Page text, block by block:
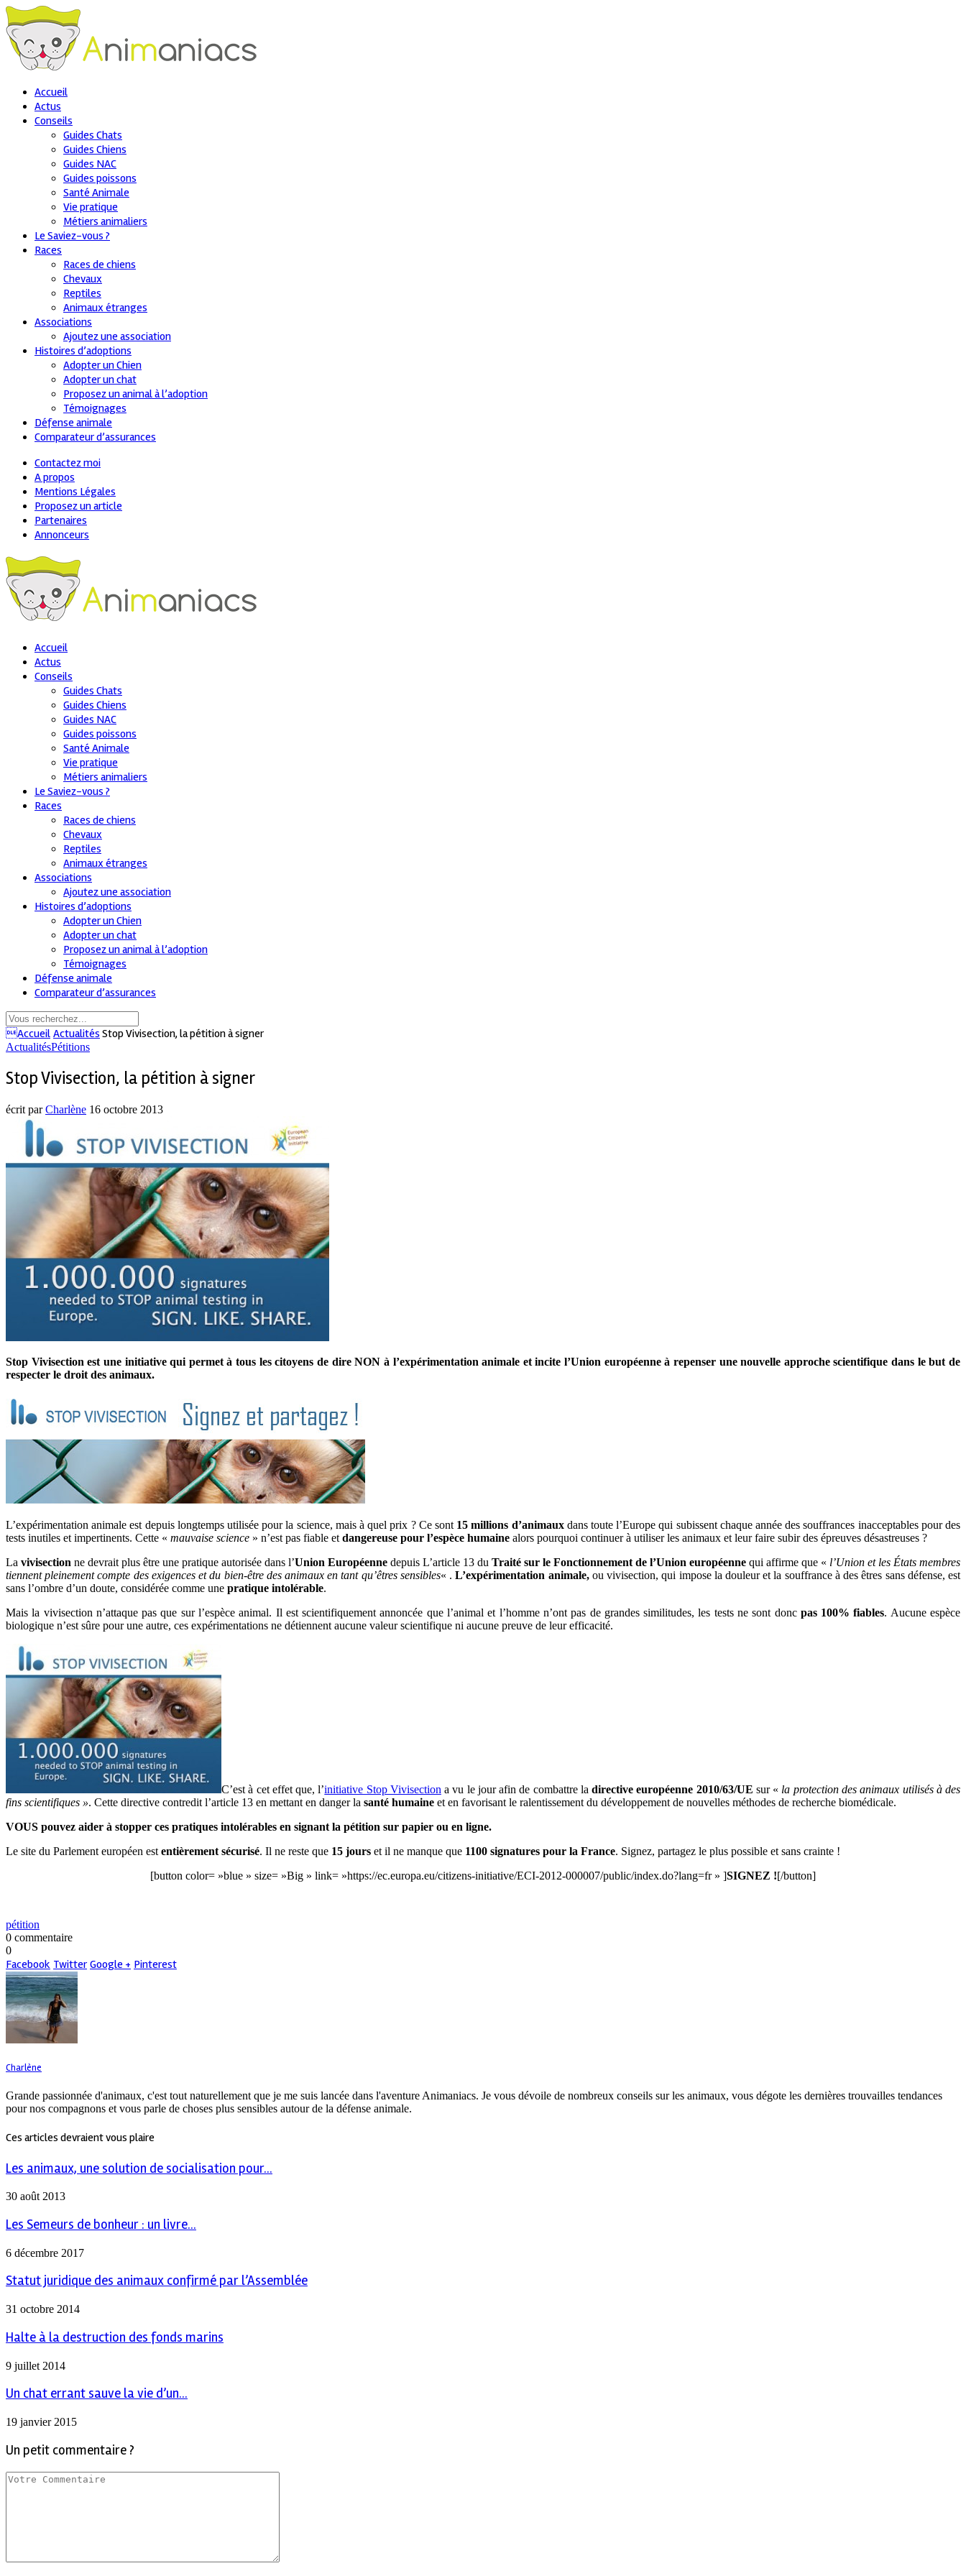
Accueil
Actus
Conseils
Guides Chats
Guides Chiens
Guides NAC
Guides poissons
Santé Animale
Vie pratique
Métiers animaliers
Le Saviez-vous ?
Races
Races de chiens
Chevaux
Reptiles
Animaux étranges
Associations
Ajoutez une association
Histoires d’adoptions
Adopter un Chien
Adopter un chat
Proposez un animal à l’adoption
Témoignages
Défense animale
Comparateur d’assurances
Contactez moi
A propos
Mentions Légales
Proposez un article
Partenaires
Annonceurs
Accueil
Actus
Conseils
Guides Chats
Guides Chiens
Guides NAC
Guides poissons
Santé Animale
Vie pratique
Métiers animaliers
Le Saviez-vous ?
Races
Races de chiens
Chevaux
Reptiles
Animaux étranges
Associations
Ajoutez une association
Histoires d’adoptions
Adopter un Chien
Adopter un chat
Proposez un animal à l’adoption
Témoignages
Défense animale
Comparateur d’assurances
Accueil Actualités Stop Vivisection, la pétition à signer
ActualitésPétitions
Stop Vivisection, la pétition à signer
écrit parCharlène 16 octobre 2013
Stop Vivisection est une initiative qui permet à tous les citoyens de dire NON à l’expérimentation animale et incite l’Union européenne à repenser une nouvelle approche scientifique dans le but de
respecter le droit des animaux.
L’expérimentation animale est depuis longtemps utilisée pour la science, mais à quel prix ? Ce sont 15 millions d’animauxdans toute l’Europe qui subissent chaque année des souffrances inacceptables pour des
tests inutiles et impertinents. Cette « mauvaise science » n’est pas fiable et dangereuse pour l’espèce humaine alors pourquoi continuer à utiliser les animaux et leur faire subir des épreuves désastreuses ?
La vivisection ne devrait plus être une pratique autorisée dans l’Union Européenne depuis L’article 13 du Traité sur le Fonctionnement de l’Union européenne qui affirme que « l’Union et les États membres
tiennent pleinement compte des exigences et du bien-être des animaux en tant qu’êtres sensibles« .L’expérimentation animale,ou vivisection, qui impose la douleur et la souffrance à des êtres sans défense, est
sans l’ombre d’un doute, considérée comme une pratique intolérable.
Mais la vivisection n’attaque pas que sur l’espèce animal. Il est scientifiquement annoncée que l’animal et l’homme n’ont pas de grandes similitudes, les tests ne sont doncpas 100% fiables. Aucune espèce
biologique n’est sûre pour une autre, ces expérimentations ne détiennent aucune valeur scientifique ni aucune preuve de leur efficacité.
C’est à cet effet que, l’initiative Stop Vivisection a vu le jour afin de combattre ladirective européenne 2010/63/UE sur « la protection des animaux utilisés à des
fins scientifiques ». Cette directive contredit l’article 13 en mettant en danger la santé humaine et en favorisant le ralentissement du développement de nouvelles méthodes de recherche biomédicale.
VOUS pouvez aider à stopper ces pratiques intolérables en signant la pétition sur papier ou en ligne.
Le site du Parlement européen est entièrement sécurisé. Il ne reste que 15 jours et il ne manque que 1100 signatures pour la France. Signez, partagez le plus possible et sans crainte !
[button color= »blue » size= »Big » link= »https://ec.europa.eu/citizens-initiative/ECI-2012-000007/public/index.do?lang=fr » ]SIGNEZ ![/button]
pétition
0 commentaire
0
Facebook Twitter Google + Pinterest
Charlène
Grande passionnée d'animaux, c'est tout naturellement que je me suis lancée dans l'aventure Animaniacs. Je vous dévoile de nombreux conseils sur les animaux, vous dégote les dernières trouvailles tendances
pour nos compagnons et vous parle de choses plus sensibles autour de la défense animale.
Ces articles devraient vous plaire
Les animaux, une solution de socialisation pour...
30 août 2013
Les Semeurs de bonheur : un livre...
6 décembre 2017
Statut juridique des animaux confirmé par l’Assemblée
31 octobre 2014
Halte à la destruction des fonds marins
9 juillet 2014
Un chat errant sauve la vie d’un...
19 janvier 2015
Un petit commentaire ?